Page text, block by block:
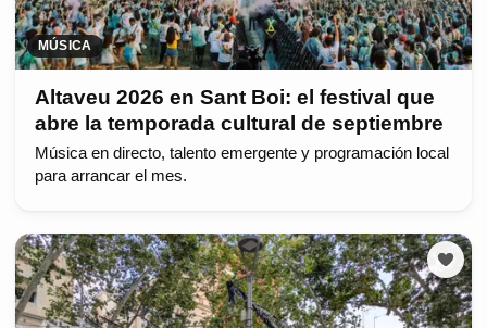
MÚSICA
Altaveu 2026 en Sant Boi: el festival que
abre la temporada cultural de septiembre
Música en directo, talento emergente y programación local
para arrancar el mes.